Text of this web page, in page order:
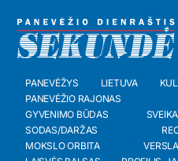
PANEVĖŽYS LIETUVA
PANEVĖŽIO RAJONAS
GYVENIMO BŪDAS
SODAS/DARŽAS
MOKSLO ORBITA